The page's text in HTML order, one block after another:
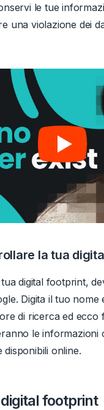
le tue
una violazione dei
la tua
digital footprint,
Digita il tuo
di ricerca ed ecco
le informazioni
disponibili online.
footprint